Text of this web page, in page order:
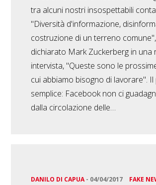
tra alcuni nostri insospettabili
"Diversità d'informazione,
costruzione di un terreno
dichiarato Mark Zuckerberg in una
intervista, "Queste sono le
cui abbiamo bisogno di lavorare".
semplice: Facebook non ci
dalla circolazione delle…
DANILO DI CAPUA- 04/04/2017 FAKE